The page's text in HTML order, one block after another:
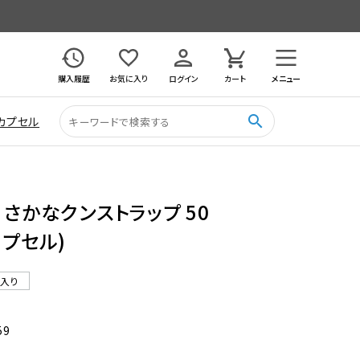
購入履歴
お気に入り ログイン カート メニュー
プセル search
さかなクンストラップ 50
セル)
り